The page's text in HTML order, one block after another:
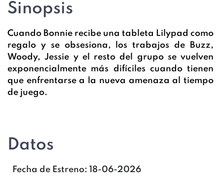
Sinopsis
Cuando Bonnie recibe una tableta Lilypad como
regalo y se obsesiona, los trabajos de Buzz,
Woody, Jessie y el resto del grupo se vuelven
exponencialmente más difíciles cuando tienen
que enfrentarse a la nueva amenaza al tiempo
de juego.
Datos
Fecha de Estreno: 18-06-2026